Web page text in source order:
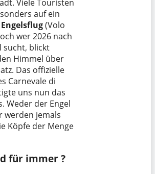
Viele Touristen
auf ein
Engelsflug(Volo
wer 2026 nach
sucht, blickt
Himmel über
Das offizielle
Carnevale di
uns nun das
Weder der Engel
werden jemals
Köpfe der Menge
für immer ?